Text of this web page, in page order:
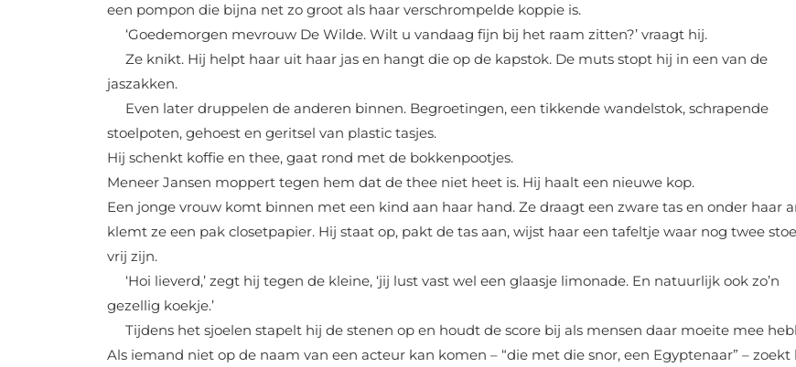
een pompon die bijna net zo groot als haar verschrompelde koppie is.
‘Goedemorgen mevrouw De Wilde. Wilt u vandaag fijn bij het raam zitten?’ vraagt hij.
Ze knikt. Hij helpt haar uit haar jas en hangt die op de kapstok. De muts stopt hij in een van de
jaszakken.
Even later druppelen de anderen binnen. Begroetingen, een tikkende wandelstok, schrapende
stoelpoten, gehoest en geritsel van plastic tasjes.
Hij schenkt koffie en thee, gaat rond met de bokkenpootjes.
Meneer Jansen moppert tegen hem dat de thee niet heet is. Hij haalt een nieuwe kop.
Een jonge vrouw komt binnen met een kind aan haar hand. Ze draagt een zware tas en onder haar
klemt ze een pak closetpapier. Hij staat op, pakt de tas aan, wijst haar een tafeltje waar nog twee
vrij zijn.
‘Hoi lieverd,’ zegt hij tegen de kleine, ‘jij lust vast wel een glaasje limonade. En natuurlijk ook zo’n
gezellig koekje.’
Tijdens het sjoelen stapelt hij de stenen op en houdt de score bij als mensen daar moeite mee
Als iemand niet op de naam van een acteur kan komen – “die met die snor, een Egyptenaar” – zoekt